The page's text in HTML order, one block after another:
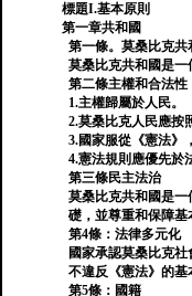
標題I.基本原則
第一章共和國
第一條。莫桑比克共
莫桑比克共和國是一
第二條主權和合法性
1.主權歸屬於人民。
2.莫桑比克人民應按
3.國家服從《憲法》
4.憲法規則應優先於
第三條民主法治
莫桑比克共和國是
礎，並尊重和保障基
第4條：法律多元化
國家承認莫桑比克
不違反《憲法》的基
第5條：國籍